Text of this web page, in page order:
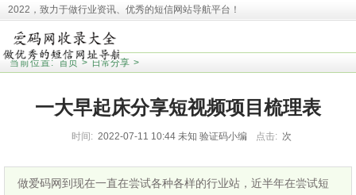
2022，致力于做行业资讯、优秀的短信网站导航平台！
本站收录相关网址皆来源于网络，欢迎广大用户反馈问题网站，本站将第一时间清
理！并且提醒大家！
当前位置:
首页 > 日常分享 >
一大早起床分享短视频项目梳理表
时间: 2022-07-11 10:44 未知 验证码小编 点击: 次
做爱码网到现在一直在尝试各种各样的行业站，近半年在尝试短